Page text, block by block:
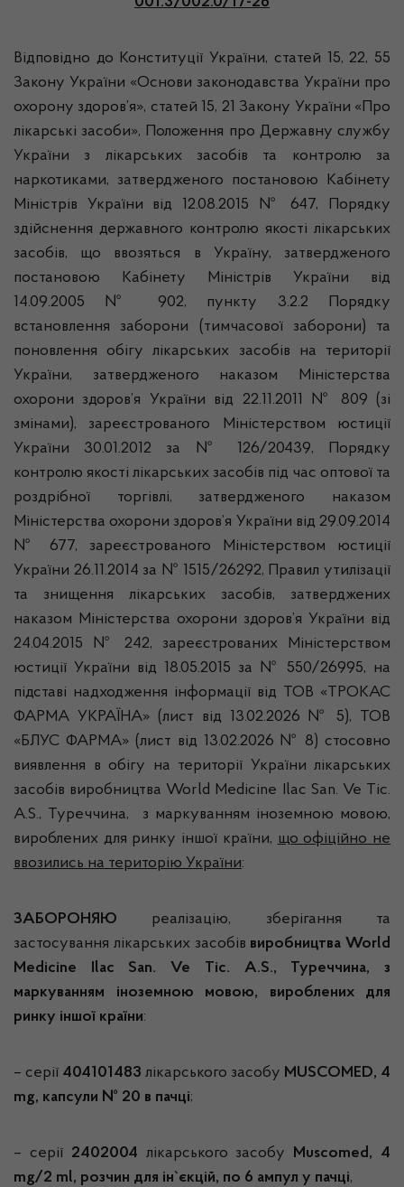
Відповідно до Конституції України, статей 15, 22, 55
Закону України «Основи законодавства України про
охорону здоров’я», статей 15, 21 Закону України «Про
лікарські засоби», Положення про Державну службу
України з лікарських засобів та контролю за
наркотиками, затвердженого постановою Кабінету
Міністрів України від 12.08.2015 № 647, Порядку
здійснення державного контролю якості лікарських
засобів, що ввозяться в Україну, затвердженого
постановою Кабінету Міністрів України від
14.09.2005 № 902, пункту 3.2.2 Порядку
встановлення заборони (тимчасової заборони) та
поновлення обігу лікарських засобів на території
України, затвердженого наказом Міністерства
охорони здоров’я України від 22.11.2011 № 809 (зі
змінами), зареєстрованого Міністерством юстиції
України 30.01.2012 за № 126/20439, Порядку
контролю якості лікарських засобів під час оптової та
роздрібної торгівлі, затвердженого наказом
Міністерства охорони здоров’я України від 29.09.2014
№ 677, зареєстрованого Міністерством юстиції
України 26.11.2014 за № 1515/26292, Правил утилізації
та знищення лікарських засобів, затверджених
наказом Міністерства охорони здоров’я України від
24.04.2015 № 242, зареєстрованих Міністерством
юстиції України від 18.05.2015 за № 550/26995, на
підставі надходження інформації від ТОВ «ТРОКАС
ФАРМА УКРАЇНА» (лист від 13.02.2026 № 5), ТОВ
«БЛУС ФАРМА» (лист від 13.02.2026 № 8) стосовно
виявлення в обігу на території України лікарських
засобів виробництва World Medicine Ilac San. Ve Tic.
A.S., Туреччина, з маркуванням іноземною мовою,
вироблених для ринку іншої країни, що офіційно не
ввозились на територію України:
ЗАБОРОНЯЮ реалізацію, зберігання та
застосування лікарських засобів виробництва World
Medicine Ilac San. Ve Tic. A.S., Туреччина, з
маркуванням іноземною мовою, вироблених для
ринку іншої країни:
– серії 404101483 лікарського засобу MUSCOMED, 4
mg, капсули № 20 в пачці;
– серії 2402004 лікарського засобу Muscomed, 4
mg/2 ml, розчин для ін`єкцій, по 6 ампул у пачці,